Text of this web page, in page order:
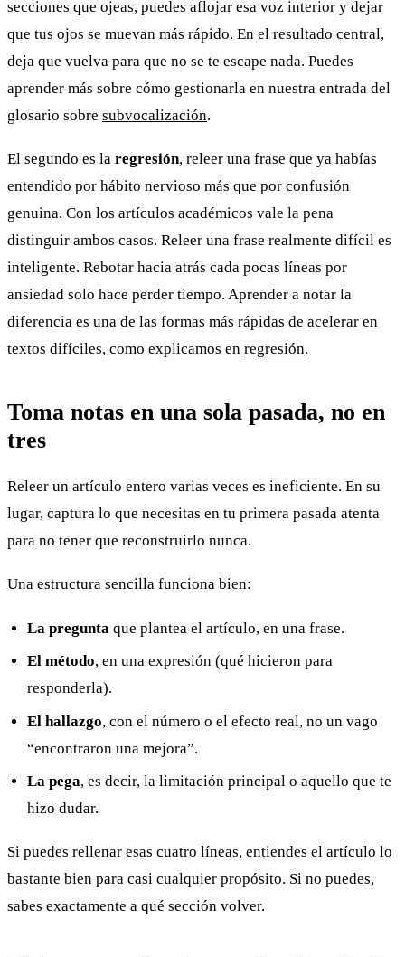
secciones que ojeas, puedes aflojar esa voz interior y dejar
que tus ojos se muevan más rápido. En el resultado central,
deja que vuelva para que no se te escape nada. Puedes
aprender más sobre cómo gestionarla en nuestra entrada del
glosario sobre subvocalización.
El segundo es la regresión, releer una frase que ya habías
entendido por hábito nervioso más que por confusión
genuina. Con los artículos académicos vale la pena
distinguir ambos casos. Releer una frase realmente difícil es
inteligente. Rebotar hacia atrás cada pocas líneas por
ansiedad solo hace perder tiempo. Aprender a notar la
diferencia es una de las formas más rápidas de acelerar en
textos difíciles, como explicamos en regresión.
Toma notas en una sola pasada, no en
tres
Releer un artículo entero varias veces es ineficiente. En su
lugar, captura lo que necesitas en tu primera pasada atenta
para no tener que reconstruirlo nunca.
Una estructura sencilla funciona bien:
La pregunta que plantea el artículo, en una frase.
El método, en una expresión (qué hicieron para
responderla).
El hallazgo, con el número o el efecto real, no un vago
“encontraron una mejora”.
La pega, es decir, la limitación principal o aquello que te
hizo dudar.
Si puedes rellenar esas cuatro líneas, entiendes el artículo lo
bastante bien para casi cualquier propósito. Si no puedes,
sabes exactamente a qué sección volver.